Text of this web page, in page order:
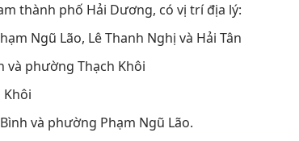
thành phố Hải Dương, có vị trí địa lý:
Ngũ Lão, Lê Thanh Nghị và Hải Tân
phường Thạch Khôi
và phường Phạm Ngũ Lão.